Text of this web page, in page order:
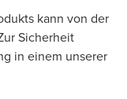
kann von der
Sicherheit
in einem unserer